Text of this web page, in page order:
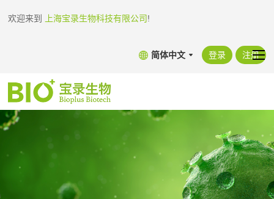
欢迎来到 上海宝录生物科技有限公司!
简体中文 登录 注册